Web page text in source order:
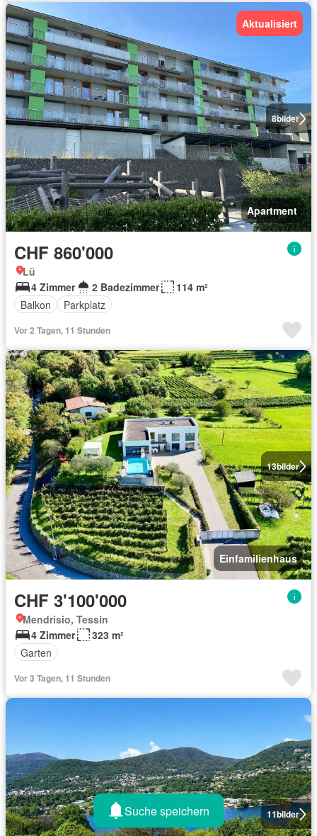
8bilder
Aktualisiert
Apartment
CHF 860'000
Lü
4 Zimmer
2 Badezimmer
114 m²
Balkon
Parkplatz
Vor 2 Tagen, 11 Stunden
13bilder
Einfamilienhaus
CHF 3'100'000
Mendrisio, Tessin
4 Zimmer
323 m²
Garten
Vor 3 Tagen, 11 Stunden
11bilder
Suche speichern